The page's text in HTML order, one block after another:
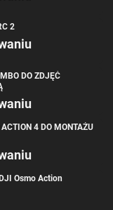
2
DO ZDJĘĆ
4 DO MONTAŻU
Osmo Action